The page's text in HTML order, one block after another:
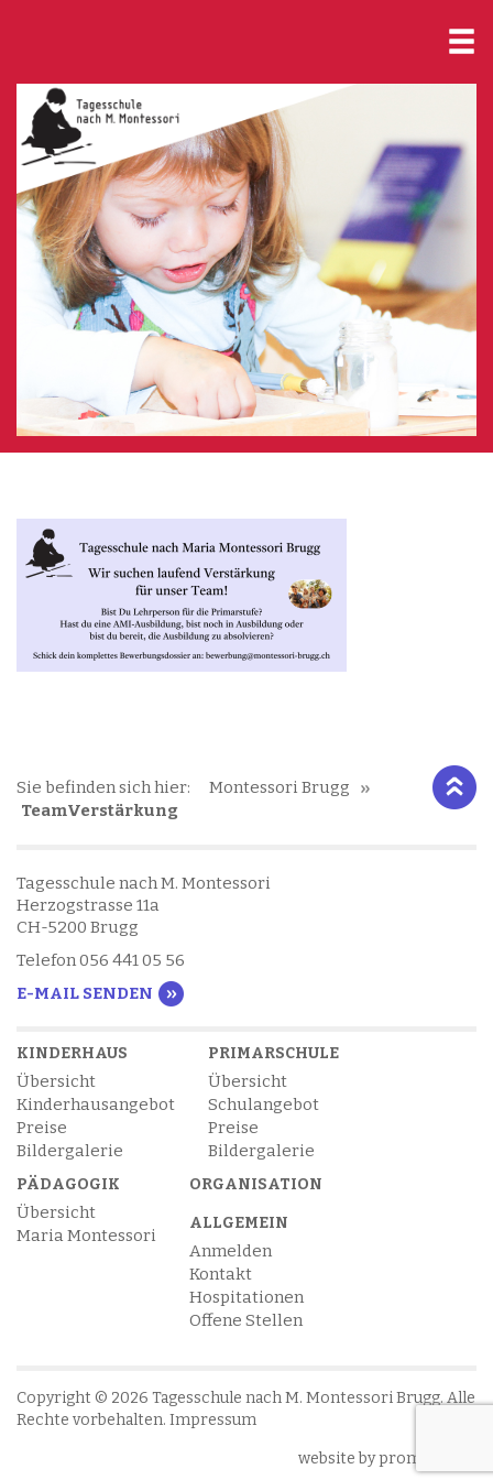
Sie befinden sich hier:
Montessori Brugg
TeamVerstärkung
Tagesschule nach M. Montessori
Herzogstrasse 11a
CH-5200 Brugg
Telefon 056 441 05 56
E-MAIL SENDEN
KINDERHAUS
Übersicht
Kinderhausangebot
Preise
Bildergalerie
PRIMARSCHULE
Übersicht
Schulangebot
Preise
Bildergalerie
PÄDAGOGIK
Übersicht
Maria Montessori
ORGANISATION
ALLGEMEIN
Anmelden
Kontakt
Hospitationen
Offene Stellen
Copyright © 2026 Tagesschule nach M. Montessori Brugg. Alle
Rechte vorbehalten. Impressum
website by promatrix ag